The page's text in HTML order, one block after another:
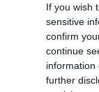
If you wish
sensitive
confirm
continue
information
further
στην επίθεση
μας με Σερβία,
πολύ σωστά